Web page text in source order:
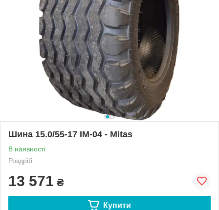
Шина 15.0/55-17 IM-04 - Mitas
В наявності
Роздріб
13 571 ₴
Купити